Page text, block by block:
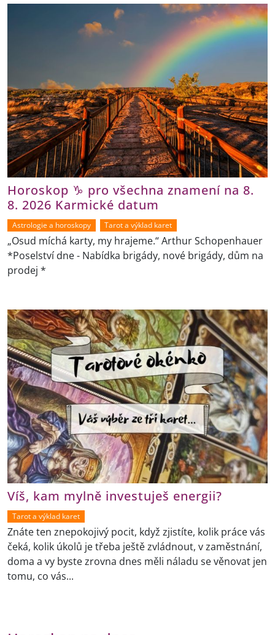
Horoskop ♑ pro všechna znamení na 8.
8. 2026 Karmické datum
Astrologie a horoskopy Tarot a výklad karet
„Osud míchá karty, my hrajeme.“ Arthur Schopenhauer
*Poselství dne - Nabídka brigády, nové brigády, dům na
prodej *
Víš, kam mylně investuješ energii?
Tarot a výklad karet
Znáte ten znepokojivý pocit, když zjistíte, kolik práce vás
čeká, kolik úkolů je třeba ještě zvládnout, v zaměstnání,
doma a vy byste zrovna dnes měli náladu se věnovat jen
tomu, co vás...